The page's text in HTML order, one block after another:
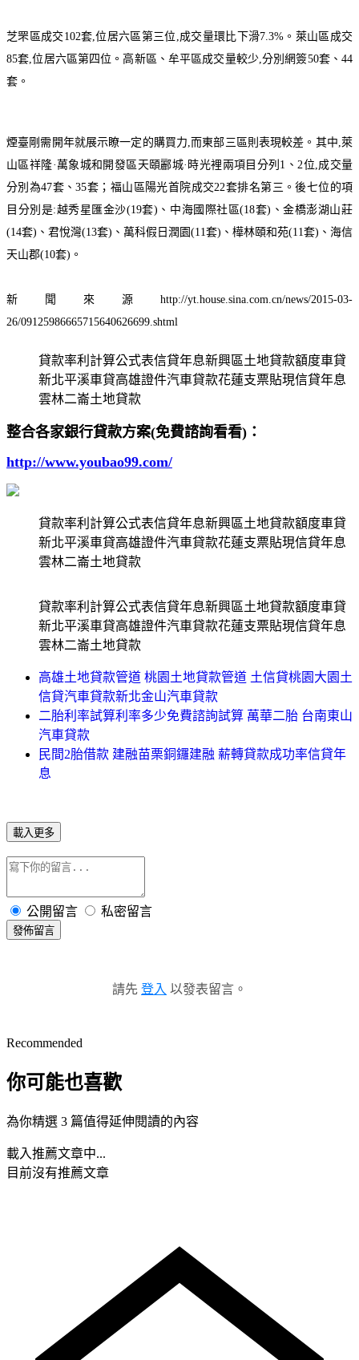
芝罘區成交102套,位居六區第三位,成交量環比下滑7.3%。萊山區成交
85套,位居六區第四位。高新區、牟平區成交量較少,分別網簽50套、44
套。
煙臺剛需開年就展示瞭一定的購買力,而東部三區則表現較差。其中,萊
山區祥隆·萬象城和開發區天頤酈城·時光裡兩項目分列1、2位,成交量
分別為47套、35套；福山區陽光首院成交22套排名第三。後七位的項
目分別是:越秀星匯金沙(19套)、中海國際社區(18套)、金橋澎湖山莊
(14套)、君悅灣(13套)、萬科假日潤園(11套)、樺林頤和苑(11套)、海信
天山郡(10套)。
新聞來源http://yt.house.sina.com.cn/news/2015-03-
26/09125986665715640626699.shtml
貸款率利計算公式表信貸年息新興區土地貸款額度車貸
新北平溪車貸高雄證件汽車貸款花蓮支票貼現信貸年息
雲林二崙土地貸款
整合各家銀行貸款方案(免費諮詢看看)：
http://www.youbao99.com/
貸款率利計算公式表信貸年息新興區土地貸款額度車貸
新北平溪車貸高雄證件汽車貸款花蓮支票貼現信貸年息
雲林二崙土地貸款
貸款率利計算公式表信貸年息新興區土地貸款額度車貸
新北平溪車貸高雄證件汽車貸款花蓮支票貼現信貸年息
雲林二崙土地貸款
高雄土地貸款管道 桃園土地貸款管道 土信貸桃園大園土
信貸汽車貸款新北金山汽車貸款
二胎利率試算利率多少免費諮詢試算 萬華二胎 台南東山
汽車貸款
民間2胎借款 建融苗栗銅鑼建融 薪轉貸款成功率信貸年
息
載入更多
公開留言 私密留言
發佈留言
請先 登入 以發表留言。
Recommended
你可能也喜歡
為你精選 3 篇值得延伸閱讀的內容
載入推薦文章中...
目前沒有推薦文章